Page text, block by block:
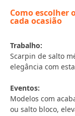
Como escolher
cada ocasião
Trabalho:
Scarpin de salto
elegância com
Eventos:
Modelos com
ou salto bloco,